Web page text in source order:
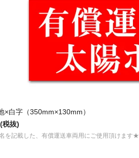
×白字（350mm×130mm）
税抜)
を記載した、有償運送車両用にご使用頂けます★